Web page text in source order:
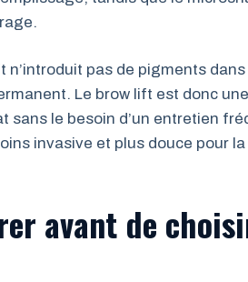
pas de pigments
Le brow lift est donc
sans le besoin d’un entretien
invasive et plus douce pour
avant de